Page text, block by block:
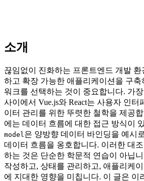
소개
끊임없이 진화하는 프론트엔드 개발
하고 확장 가능한 애플리케이션을 구축
워크를 선택하는 것이 중요합니다. 가
사이에서 Vue.js와 React는 사용자 인터
이터 관리를 위한 뚜렷한 철학을 제공
에는 데이터 흐름에 대한 접근 방식이
model은 양방향 데이터 바인딩을 예시
데이터 흐름을 옹호합니다. 이러한 대
하는 것은 단순한 학문적 연습이 아닙
작성하고, 상태를 관리하고, 애플리케
에 지대한 영향을 미칩니다. 이 글은 이